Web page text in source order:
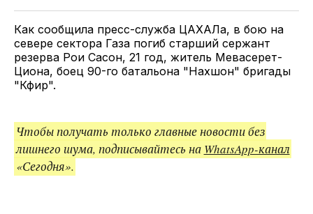
TwitterFacebookTelegramподелитесь
Как сообщила пресс-служба ЦАХАЛа, в бою на
севере сектора Газа погиб старший сержант
резерва Рои Сасон, 21 год, житель Мевасерет-
Циона, боец 90-го батальона "Нахшон" бригады
"Кфир".
Чтобы получать только главные новости без
лишнего шума, подписывайтесь на WhatsApp-канал
«Сегодня».